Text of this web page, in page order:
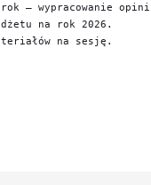
– wypracowanie
na rok 2026.
na sesję.